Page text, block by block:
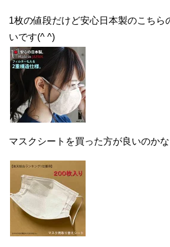
1枚の値段だけど安心日本製のこちら
いです(^ ^)
マスクシートを買った方が良いのかな